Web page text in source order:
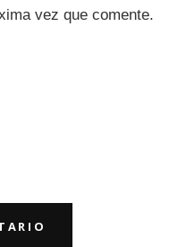
vez que comente.